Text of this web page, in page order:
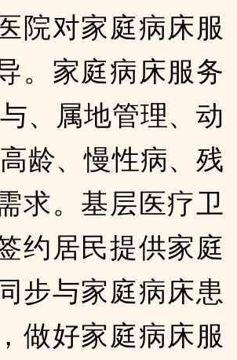
院对家庭病床服
。家庭病床服务
、属地管理、动
龄、慢性病、残
求。基层医疗卫
约居民提供家庭
步与家庭病床患
做好家庭病床服